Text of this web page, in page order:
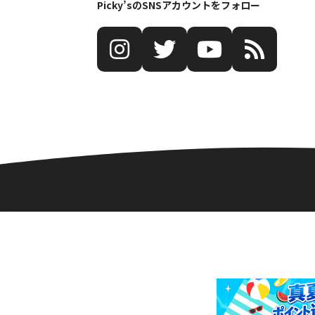
Picky’sのSNSアカウントをフォロー
Picky's（ピッキーズ）とは？ プライバシーポ